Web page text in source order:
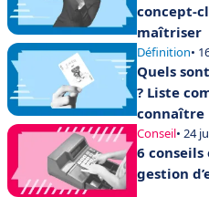
concept-
maîtriser
Définition•
Quels
? Liste
connaître
Conseil• 24
6
gestion